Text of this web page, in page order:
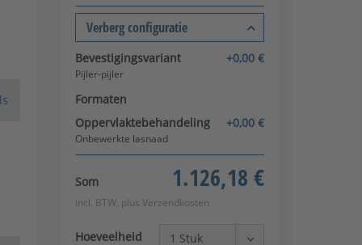
Verberg configuratie
Bevestigingsvariant +0,00 €
Pijler-pijler
Formaten
Oppervlaktebehandeling
+0,00 €
Onbewerkte lasnaad
Som 1.126,18 €
incl. BTW, plus Verzendkosten
Hoeveelheid